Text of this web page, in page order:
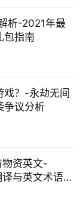
析-2021年最
包指南
戏？-永劫无间
争议分析
物资英文-
与英文术语解